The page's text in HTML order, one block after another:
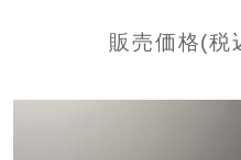
販売価格(